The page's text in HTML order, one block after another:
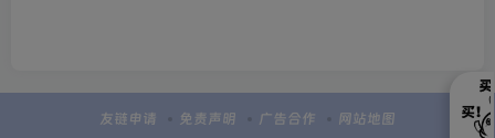
友链申请 免责声明 广告合作 网站地图